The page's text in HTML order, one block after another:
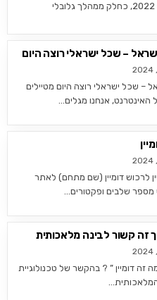
להיות זמינה בשנת 2022, כחלק ממהלך גלובלי
– שכל ישראלי רוצה היום
– שכל ישראלי רוצה היום מטיילים
האינטרנט, אנחנו מגלים…
לרכוש דומיין (שם מתחם) לאתר
מספר שלבים ופקטורים…
זה קשור לבינה מלאכותית
זה דומיין ” ? בהקשר של טכנולוגיית
המלאכותית…